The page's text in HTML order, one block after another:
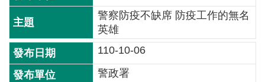
語
詞
常
見
警察防疫不缺席 防疫工作的無名
英雄
110-10-06
警政署